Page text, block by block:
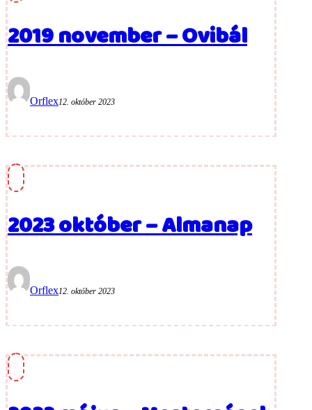
2019 november – Ovibál
Orflex12. október 2023
2023 október – Almanap
Orflex12. október 2023